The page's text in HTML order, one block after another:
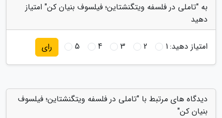
به "تاملی در فلسفه ویتگنشتاین؛ فیلسوف بنیان کن" امتیاز
دهید
امتیاز دهید:1
2
3
4
5 رای
دیدگاه های مرتبط با "تاملی در فلسفه ویتگنشتاین؛ فیلسوف
بنیان کن"